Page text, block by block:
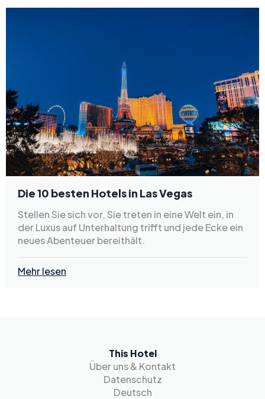
Die 10 besten Hotels in Las Vegas
Stellen Sie sich vor, Sie treten in eine Welt ein, in
der Luxus auf Unterhaltung trifft und jede Ecke ein
neues Abenteuer bereithält.
Mehr lesen
This Hotel
Über uns & Kontakt
Datenschutz
Deutsch